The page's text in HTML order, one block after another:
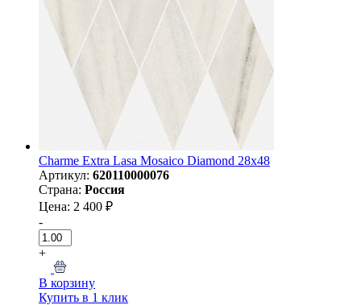
Charme Extra Lasa Mosaico Diamond 28x48
Артикул: 620110000076
Страна: Россия
Цена: 2 400 ₽
-
+
В корзину
Купить в 1 клик